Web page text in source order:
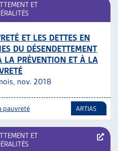
ET
ET LES DETTES EN
DU DÉSENDETTEMENT
LA PRÉVENTION ET À LA
nov. 2018
pauvreté ARTIAS
ET